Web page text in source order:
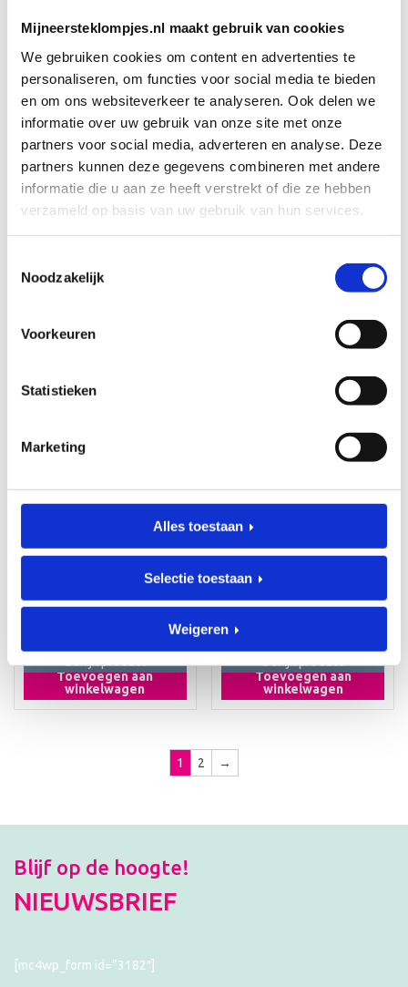
Mijneersteklompjes.nl maakt gebruik van cookies
We gebruiken cookies om content en advertenties te
personaliseren, om functies voor social media te bieden
en om ons websiteverkeer te analyseren. Ook delen we
informatie over uw gebruik van onze site met onze
partners voor social media, adverteren en analyse. Deze
partners kunnen deze gegevens combineren met andere
informatie die u aan ze heeft verstrekt of die ze hebben
verzameld op basis van uw gebruik van hun services.
Noodzakelijk
Voorkeuren
Statistieken
Marketing
Alles toestaan
Selectie toestaan
Weigeren
KRAAMCADEAUS
Geboorteklompje Fien
€36,95
Bekijk product
KRAAMCADEAUS
Geboorteklompje
Suus
Art. klomp_00113
€36,95
Toevoegen aan
Bekijk product
Geboorteklompje
Olivia
€36,95
Toevoegen aan
winkelwagen
KRAAMCADEAUS
Geboorteklompje
Julia
Art. klomp_00108
€36,95
Toevoegen aan
winkelwagen
1 2 →
Blijf op de hoogte!
NIEUWSBRIEF
[mc4wp_form id=”3182″]